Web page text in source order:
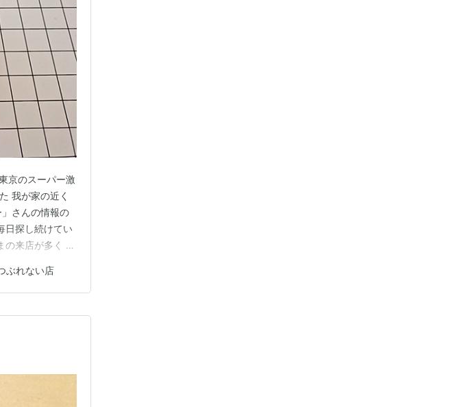
京のスーパー激
我が家の近く
さんの情報の
日探し続けてい
の来店が多く パ
「くるみパ
ぶれない店